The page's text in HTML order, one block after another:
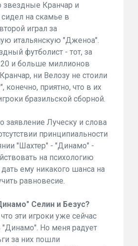
звездные Кранчар и
на скамье в
играл за
итальянскую "Дженоа".
футболист - тот, за
20 и больше миллионов
ни Велозу не стоили
конечно, приятно, что в их
бразильской сборной.
заявление Луческу и слова
принципиальности
"Шахтер" - "Динамо" -
на психологию
ему никакого шанса на
равновесие.
Селин и Безус?
эти игроки уже сейчас
"Динамо". Но меня радует
за них пошли